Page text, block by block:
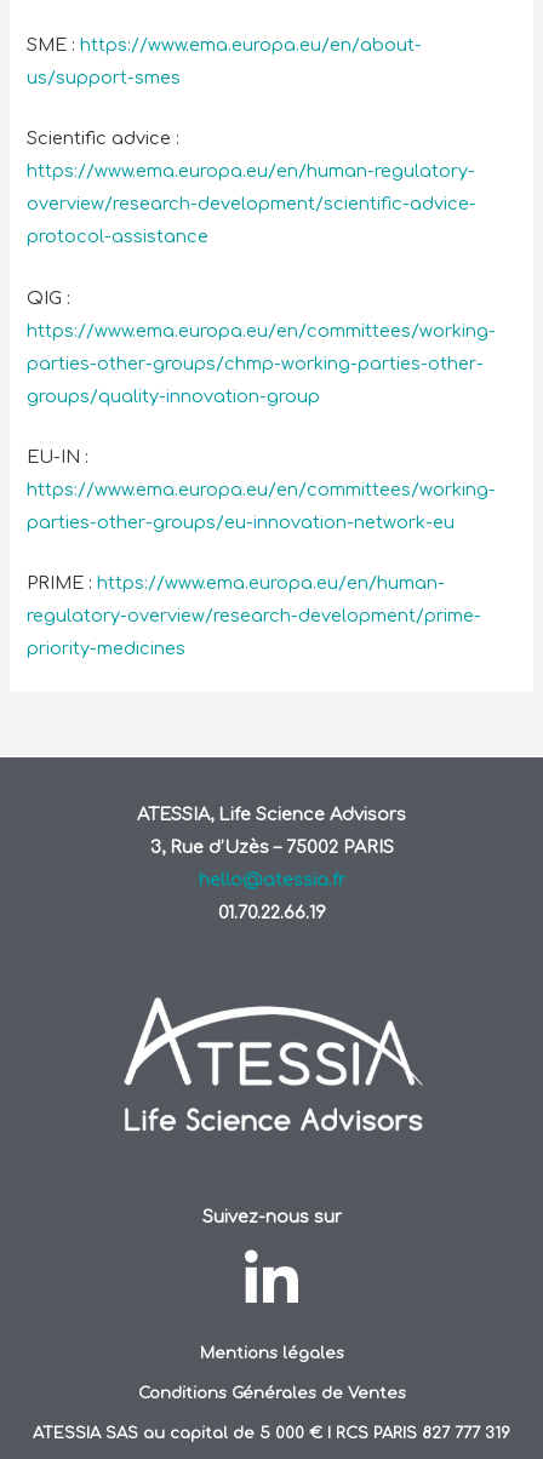
SME :https://www.ema.europa.eu/en/about-
us/support-smes
Scientific advice :
https://www.ema.europa.eu/en/human-regulatory-
overview/research-development/scientific-advice-
protocol-assistance
QIG :
https://www.ema.europa.eu/en/committees/working-
parties-other-groups/chmp-working-parties-other-
groups/quality-innovation-group
EU-IN :
https://www.ema.europa.eu/en/committees/working-
parties-other-groups/eu-innovation-network-eu
PRIME :https://www.ema.europa.eu/en/human-
regulatory-overview/research-development/prime-
priority-medicines
ATESSIA, Life Science Advisors
3, Rue d’Uzès – 75002 PARIS
hello@atessia.fr
01.70.22.66.19
Suivez-nous sur
Mentions légales
Conditions Générales de Ventes
ATESSIA SAS au capital de 5 000 € I RCS PARIS 827 777 319